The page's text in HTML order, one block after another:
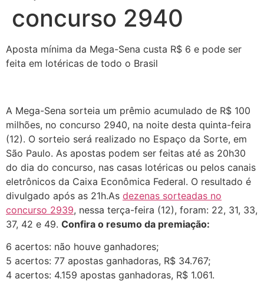
concurso 2940
Aposta mínima da Mega-Sena custa R$ 6 e pode ser
feita em lotéricas de todo o Brasil
A Mega-Sena sorteia um prêmio acumulado de R$ 100
milhões, no concurso 2940, na noite desta quinta-feira
(12). O sorteio será realizado no Espaço da Sorte, em
São Paulo. As apostas podem ser feitas até as 20h30
do dia do concurso, nas casas lotéricas ou pelos canais
eletrônicos da Caixa Econômica Federal. O resultado é
divulgado após as 21h.As dezenas sorteadas no
concurso 2939, nessa terça-feira (12), foram: 22, 31, 33,
37, 42 e 49. Confira o resumo da premiação:
6 acertos: não houve ganhadores;
5 acertos: 77 apostas ganhadoras, R$ 34.767;
4 acertos: 4.159 apostas ganhadoras, R$ 1.061.